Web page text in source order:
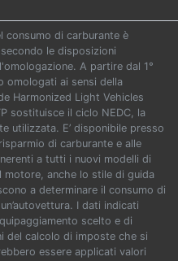
consumo di carburante è
le disposizioni
A partire dal 1°
omologati ai sensi della
Harmonized Light Vehicles
sostituisce il ciclo NEDC, la
utilizzata. E’ disponibile presso
di carburante e alle
a tutti i nuovi modelli di
anche lo stile di guida
a determinare il consumo di
I dati indicati
scelto e di
del calcolo di imposte che si
essere applicati valori